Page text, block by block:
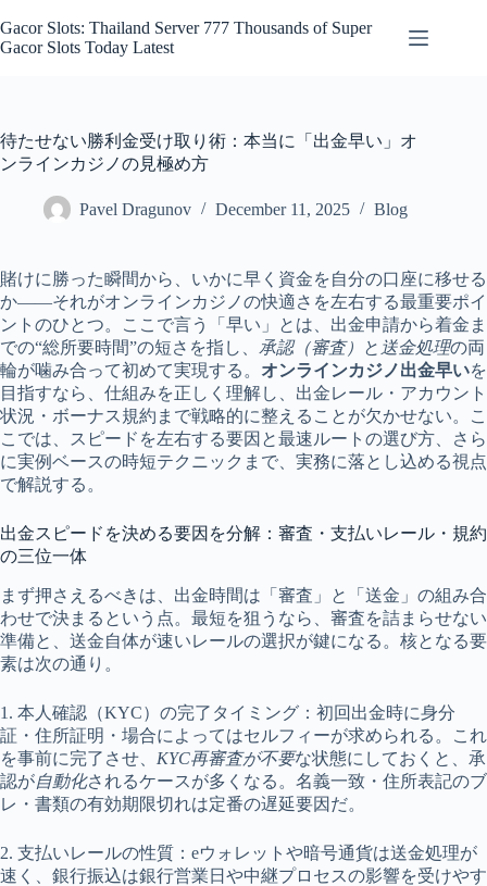
to
content
Gacor Slots: Thailand Server 777 Thousands of Super
Gacor Slots Today Latest
待たせない勝利金受け取り術：本当に「出金早い」オ
ンラインカジノの見極め方
Pavel Dragunov December 11, 2025 Blog
賭けに勝った瞬間から、いかに早く資金を自分の口座に移せる
か——それがオンラインカジノの快適さを左右する最重要ポイ
ントのひとつ。ここで言う「早い」とは、出金申請から着金ま
での“総所要時間”の短さを指し、 承認（審査） と 送金処理の両
輪が噛み合って初めて実現する。 オンラインカジノ出金早いを
目指すなら、仕組みを正しく理解し、出金レール・アカウント
状況・ボーナス規約まで戦略的に整えることが欠かせない。こ
こでは、スピードを左右する要因と最速ルートの選び方、さら
に実例ベースの時短テクニックまで、実務に落とし込める視点
で解説する。
出金スピードを決める要因を分解：審査・支払いレール・規約
の三位一体
まず押さえるべきは、出金時間は「審査」と「送金」の組み合
わせで決まるという点。最短を狙うなら、審査を詰まらせない
準備と、送金自体が速いレールの選択が鍵になる。核となる要
素は次の通り。
1. 本人確認（KYC）の完了タイミング：初回出金時に身分
証・住所証明・場合によってはセルフィーが求められる。これ
を事前に完了させ、 KYC再審査が不要な状態にしておくと、承
認が自動化されるケースが多くなる。名義一致・住所表記のブ
レ・書類の有効期限切れは定番の遅延要因だ。
2. 支払いレールの性質：eウォレットや暗号通貨は送金処理が
速く、銀行振込は銀行営業日や中継プロセスの影響を受けやす